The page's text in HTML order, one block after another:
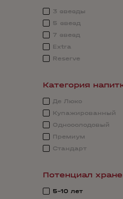
3 звезды
5 звезд
7 звезд
Extra
Reserve
Категория
Де Люкс
Купажированный
Односолодовый
Премиум
Стандарт
Потенциал
5-10 лет